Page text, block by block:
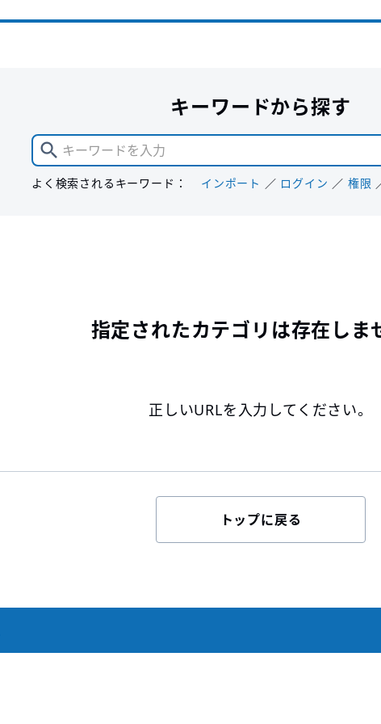
キーワードから探す
よく検索されるキーワード： インポート ログイン 権限
指定されたカテゴリは存在しま
正しいURLを入力してください。
トップに戻る